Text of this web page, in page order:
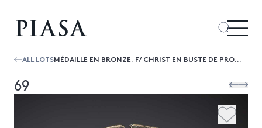
ALL LOTS MÉDAILLE EN BRONZE. F/ CHRIST EN BUSTE DE PROFIGAUCHE ENTOURÉ DE L'INSCRIPTION : EGO SVM VIA
69